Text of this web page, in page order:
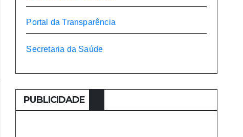
Portal da Transparência
Secretaria da Saúde
PUBLICIDADE